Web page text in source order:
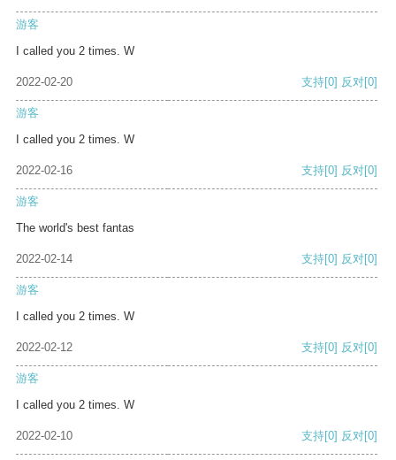
游客
I called you 2 times. W
2022-02-20 支持[0] 反对[0]
游客
I called you 2 times. W
2022-02-16 支持[0] 反对[0]
游客
The world's best fantas
2022-02-14 支持[0] 反对[0]
游客
I called you 2 times. W
2022-02-12 支持[0] 反对[0]
游客
I called you 2 times. W
2022-02-10 支持[0] 反对[0]